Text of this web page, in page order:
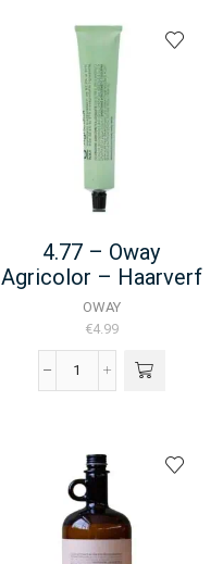
-
Haarverf
100ML
aantal
4.77 – Oway
Agricolor – Haarverf
– 100ML
OWAY
€4.99
4.77
Haarverf
-
100ML
aantal